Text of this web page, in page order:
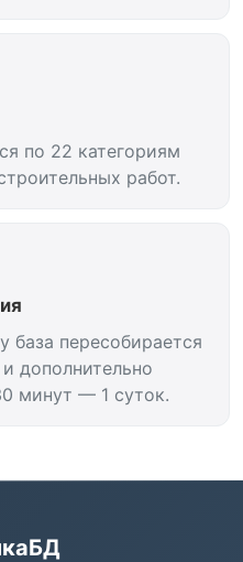
по 22 категориям
работ.
база пересобирается
дополнительно
минут — 1 суток.